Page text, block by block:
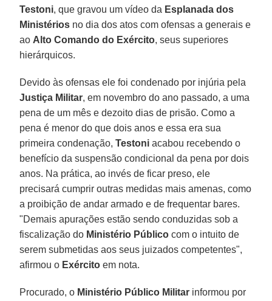
Testoni, que gravou um vídeo da Esplanada dos
Ministérios no dia dos atos com ofensas a generais e
ao Alto Comando do Exército, seus superiores
hierárquicos.
Devido às ofensas ele foi condenado por injúria pela
Justiça Militar, em novembro do ano passado, a uma
pena de um mês e dezoito dias de prisão. Como a
pena é menor do que dois anos e essa era sua
primeira condenação,Testoni acabou recebendo o
benefício da suspensão condicional da pena por dois
anos. Na prática, ao invés de ficar preso, ele
precisará cumprir outras medidas mais amenas, como
a proibição de andar armado e de frequentar bares.
"Demais apurações estão sendo conduzidas sob a
fiscalização do Ministério Público com o intuito de
serem submetidas aos seus juizados competentes",
afirmou o Exército em nota.
Procurado, o Ministério Público Militar informou por